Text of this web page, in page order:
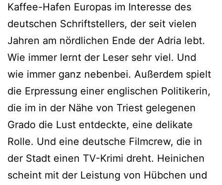
Kaffee-Hafen Europas im Interesse des
deutschen Schriftstellers, der seit vielen
Jahren am nördlichen Ende der Adria lebt.
Wie immer lernt der Leser sehr viel. Und
wie immer ganz nebenbei. Außerdem spielt
die Erpressung einer englischen Politikerin,
die im in der Nähe von Triest gelegenen
Grado die Lust entdeckte, eine delikate
Rolle. Und eine deutsche Filmcrew, die in
der Stadt einen TV-Krimi dreht. Heinichen
scheint mit der Leistung von Hübchen und